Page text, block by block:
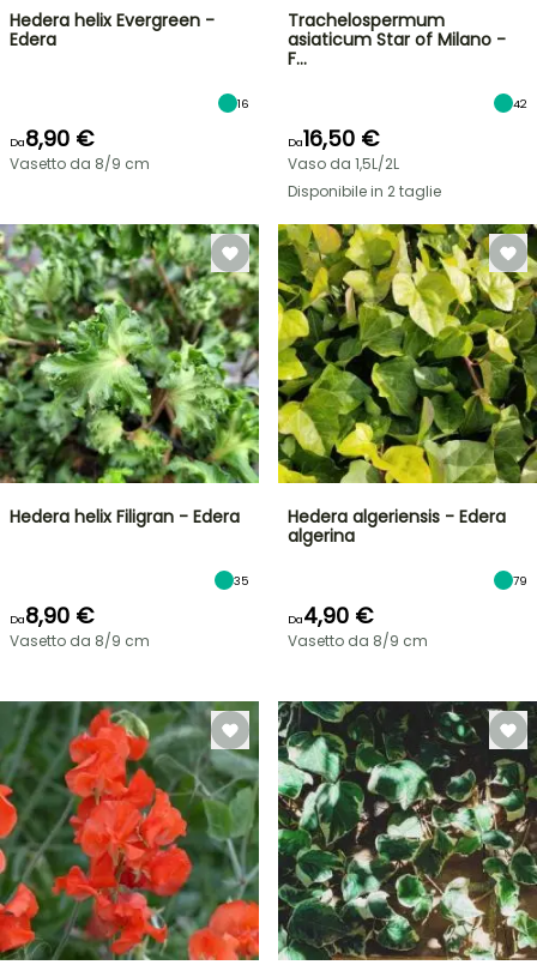
Hedera helix Evergreen -
Edera
16
Da8,90 €
Vasetto da 8/9 cm
Trachelospermum
asiaticum Star of Milano -
F…
42
Da16,50 €
Vaso da 1,5L/2L
Disponibile in 2 taglie
Hedera helix Filigran - Edera
35
Da8,90 €
Vasetto da 8/9 cm
Hedera algeriensis - Edera
algerina
79
Da4,90 €
Vasetto da 8/9 cm